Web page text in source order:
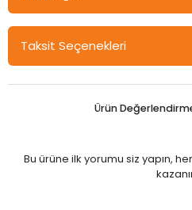
Seçkin Makro Reçete - Pelin Yantur
ekonomisinin makroekonomik
Kitap 13 bölümden oluşmaktadır.
tarafından hazırlanan bu kitaptaki
kronikleşmiş problemleri gerekse
Taksit Seçenekleri
Ürün
Bu ürüne ilk yorumu siz yapın,